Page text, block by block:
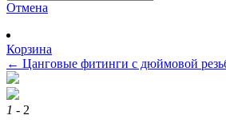
Отмена
Корзина
← Цанговые фитинги с дюймовой
1 - 2